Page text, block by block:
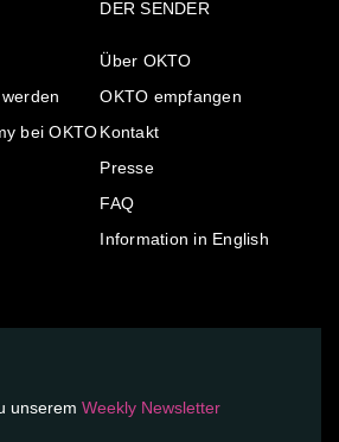
bei OKTO
DER SENDER
Über OKTO
OKTO empfangen
Kontakt
Presse
FAQ
Information in English
unserem Weekly Newsletter